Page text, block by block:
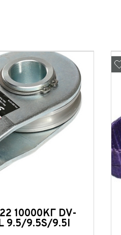
10000КГ DV-
9.5/9.5S/9.5I